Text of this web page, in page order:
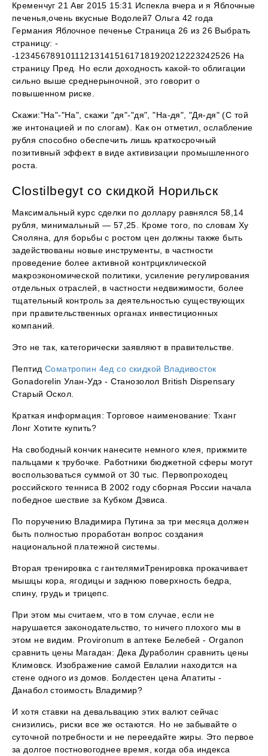
Кременчуг 21 Авг 2015 15:31 Испекла вчера и я Яблочные
печенья,очень вкусные Водолей7 Ольга 42 года
Германия Яблочное печенье Страница 26 из 26 Выбрать
страницу: -
-1234567891011121314151617181920212223242526 На
страницу Пред. Но если доходность какой-то облигации
сильно выше среднерыночной, это говорит о
повышенном риске.
Скажи:"На"-"На", скажи "дя"-"дя", "На-дя", "Дя-дя" (С той
же интонацией и по слогам). Как он отметил, ослабление
рубля способно обеспечить лишь краткосрочный
позитивный эффект в виде активизации промышленного
роста.
Clostilbegyt со скидкой Норильск
Максимальный курс сделки по доллару равнялся 58,14
рубля, минимальный — 57,25. Кроме того, по словам Ху
Сяоляна, для борьбы с ростом цен должны также быть
задействованы новые инструменты, в частности
проведение более активной контрциклической
макроэкономической политики, усиление регулирования
отдельных отраслей, в частности недвижимости, более
тщательный контроль за деятельностью существующих
при правительственных органах инвестиционных
компаний.
Это не так, категорически заявляют в правительстве.
Пептид Cоматропин 4ед со скидкой Владивосток
Gonadorelin Улан-Удэ - Станозолол British Dispensary
Старый Оскол.
Краткая информация: Торговое наименование: Тханг
Лонг Хотите купить?
На свободный кончик нанесите немного клея, прижмите
пальцами к трубочке. Работники бюджетной сферы могут
воспользоваться суммой от 30 тыс. Первопроходец
российского тенниса В 2002 году сборная России начала
победное шествие за Кубком Дэвиса.
По поручению Владимира Путина за три месяца должен
быть полностью проработан вопрос создания
национальной платежной системы.
Вторая тренировка с гантелямиТренировка прокачивает
мышцы кора, ягодицы и заднюю поверхность бедра,
спину, грудь и трицепс.
При этом мы считаем, что в том случае, если не
нарушается законодательство, то ничего плохого мы в
этом не видим. Provironum в аптеке Белебей - Organon
сравнить цены Магадан: Дека Дураболин сравнить цены
Климовск. Изображение самой Евлалии находится на
стене одного из домов. Болдестен цена Апатиты -
Данабол стоимость Владимир?
И хотя ставки на девальвацию этих валют сейчас
снизились, риски все же остаются. Но не забывайте о
суточной потребности и не переедайте жиры. Это первое
за долгое постновогоднее время, когда оба индекса